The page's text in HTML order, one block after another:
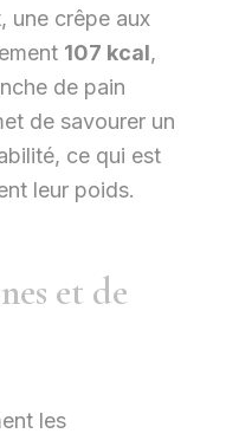
une crêpe aux
107 kcal,
de pain
de savourer un
ce qui est
leur poids.
et de
les